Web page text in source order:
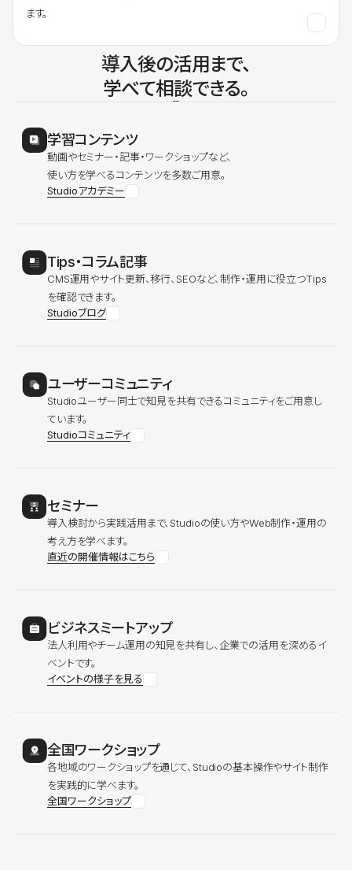
ます。
導入後の活用まで、
学べて相談できる。
学習コンテンツ
動画やセミナー・記事・ワークショップなど、
使い方を学べるコンテンツを多数ご用意。
Studioアカデミー
Tips・コラム記事
CMS運用やサイト更新、移行、SEOなど、制作・運用に役立つTips
を確認できます。
Studioブログ
ユーザーコミュニティ
Studioユーザー同士で知見を共有できるコミュニティをご用意し
ています。
Studioコミュニティ
セミナー
導入検討から実践活用まで、Studioの使い方やWeb制作・運用の
考え方を学べます。
直近の開催情報はこちら
ビジネスミートアップ
法人利用やチーム運用の知見を共有し、企業での活用を深めるイ
ベントです。
イベントの様子を見る
全国ワークショップ
各地域のワークショップを通じて、Studioの基本操作やサイト制作
を実践的に学べます。
全国ワークショップ